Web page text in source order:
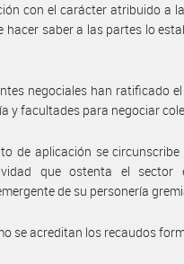
con el carácter atribuido a
hacer saber a las partes lo
negociales han ratificado
y facultades para negociar
de aplicación se
que ostenta el
de su personería
se acreditan los recaudos